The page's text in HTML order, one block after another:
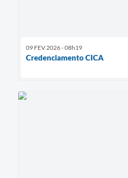
09 FEV 2026 - 08h19
Credenciamento CICA